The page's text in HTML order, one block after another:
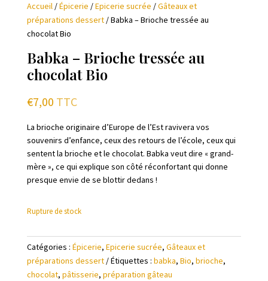
Accueil/Épicerie /Epicerie sucrée /Gâteaux et
préparations dessert/ Babka – Brioche tressée au
chocolat Bio
Babka – Brioche tressée au
chocolat Bio
€7,00 TTC
La brioche originaire d’Europe de l’Est ravivera vos
souvenirs d’enfance, ceux des retours de l’école, ceux qui
sentent la brioche et le chocolat. Babka veut dire « grand-
mère », ce qui explique son côté réconfortant qui donne
presque envie de se blottir dedans !
Rupture de stock
Catégories : Épicerie, Epicerie sucrée, Gâteaux et
préparations dessert
Étiquettes : babka, Bio, brioche,
chocolat, pâtisserie, préparation gâteau